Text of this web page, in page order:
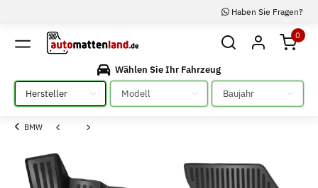
Haben Sie Fragen?
0
Wählen Sie Ihr Fahrzeug
Bitte auswählen
Bitte auswählen Bitte auswählen
BMW